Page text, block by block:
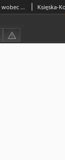
Orientacja życiowa a postawy wobec medycyny komplementarnej i alternatywnej